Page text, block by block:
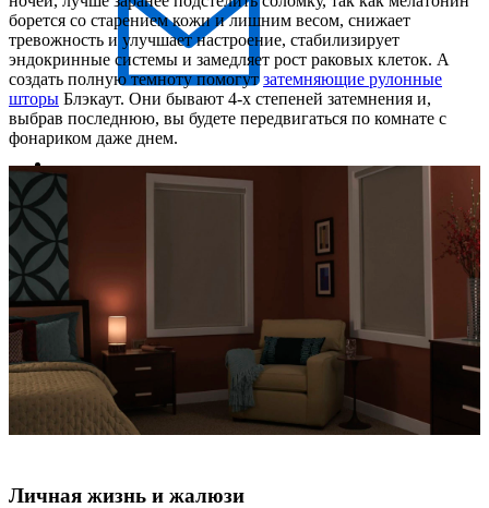
Написать письмо
борется со старением кожи и лишним весом, снижает
тревожность и улучшает настроение, стабилизирует
эндокринные системы и замедляет рост раковых клеток. А
создать полную темноту помогутзатемняющие рулонные
шторы Блэкаут. Они бывают 4-х степеней затемнения и,
выбрав последнюю, вы будете передвигаться по комнате с
фонариком даже днем.
Личная жизнь и жалюзи